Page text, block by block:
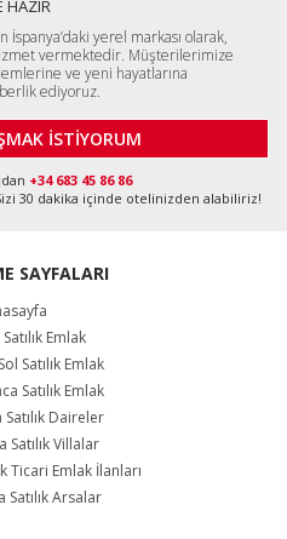
HAZIR
yerel markası olarak,
vermektedir. Müşterilerimize
ve yeni hayatlarına
ediyoruz.
İSTİYORUM
+34 683 45 86 86
30 dakika içinde otelinizden alabiliriz!
SAYFALARI
Emlak
Satılık Emlak
Satılık Emlak
Daireler
Satılık Villalar
Ticari Emlak İlanları
Arsalar